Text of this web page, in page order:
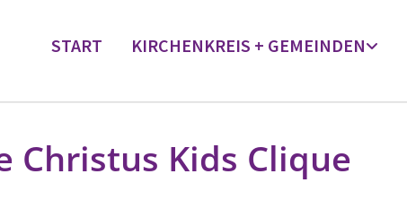
START KIRCHENKREIS + GEMEINDEN
Christus Kids Clique